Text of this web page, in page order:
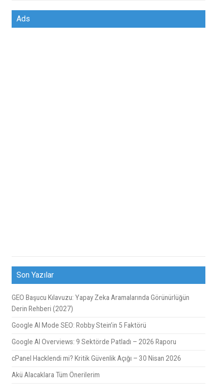
Ads
Son Yazılar
GEO Başucu Kılavuzu: Yapay Zeka Aramalarında Görünürlüğün
Derin Rehberi (2027)
Google AI Mode SEO: Robby Stein’in 5 Faktörü
Google AI Overviews: 9 Sektörde Patladı – 2026 Raporu
cPanel Hacklendi mi? Kritik Güvenlik Açığı – 30 Nisan 2026
Akü Alacaklara Tüm Önerilerim